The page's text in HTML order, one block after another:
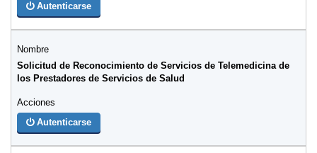
Autenticarse
Solicitud de Reconocimiento de Servicios de Telemedicina de
los Prestadores de Servicios de Salud
Autenticarse